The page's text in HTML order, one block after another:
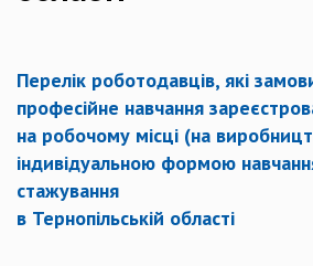
Перелік роботодавців, які
професійне навчання
на робочому місці (на
індивідуальною формою
стажування
в Тернопільській області